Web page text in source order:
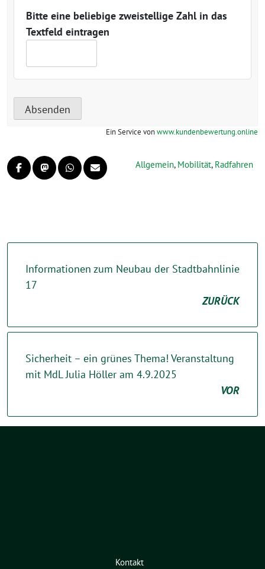
Bitte eine beliebige zweistellige Zahl in das
Textfeld eintragen
Ein Service vonwww.kundenbewertung.online
Allgemein, Mobilität, Radfahren
Informationen zum Neubau der Stadtbahnlinie
17
ZURÜCK
Sicherheit – ein grünes Thema! Veranstaltung
mit MdL Julia Höller am 4.9.2025
VOR
Kontakt